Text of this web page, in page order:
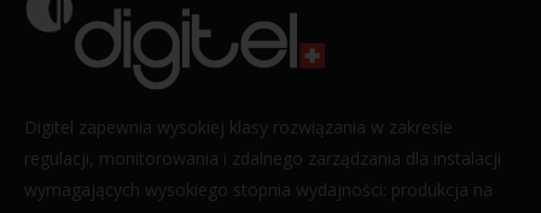
Digitel zapewnia wysokiej klasy rozwiązania w zakresie
regulacji, monitorowania i zdalnego zarządzania dla instalacji
wymagających wysokiego stopnia wydajności: produkcja na